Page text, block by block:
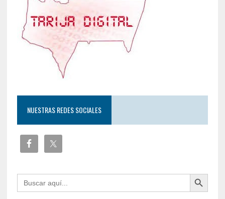
NUESTRAS REDES SOCIALES
Buscar: Botón de búsqueda